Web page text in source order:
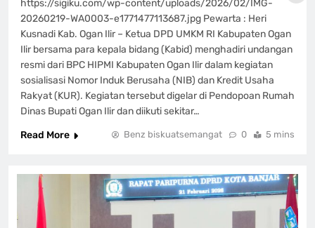
https://sigiku.com/wp-content/uploads/2026/02/IMG-
20260219-WA0003-e1771477113687.jpg Pewarta : Heri
Kusnadi Kab. Ogan Ilir – Ketua DPD UMKM RI Kabupaten Ogan
Ilir bersama para kepala bidang (Kabid) menghadiri undangan
resmi dari BPC HIPMI Kabupaten Ogan Ilir dalam kegiatan
sosialisasi Nomor Induk Berusaha (NIB) dan Kredit Usaha
Rakyat (KUR). Kegiatan tersebut digelar di Pendopoan Rumah
Dinas Bupati Ogan Ilir dan diikuti sekitar…
Read More
Benz biskuatsemangat 0 5 mins